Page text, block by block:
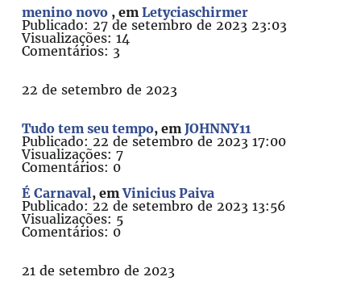
menino novo , emLetyciaschirmer
Publicado: 27 de setembro de 2023 23:03
Visualizações: 14
Comentários: 3
22 de setembro de 2023
Tudo tem seu tempo, emJOHNNY11
Publicado: 22 de setembro de 2023 17:00
Visualizações: 7
Comentários: 0
É Carnaval, emVinicius Paiva
Publicado: 22 de setembro de 2023 13:56
Visualizações: 5
Comentários: 0
21 de setembro de 2023